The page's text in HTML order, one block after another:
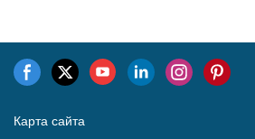
Карта сайта